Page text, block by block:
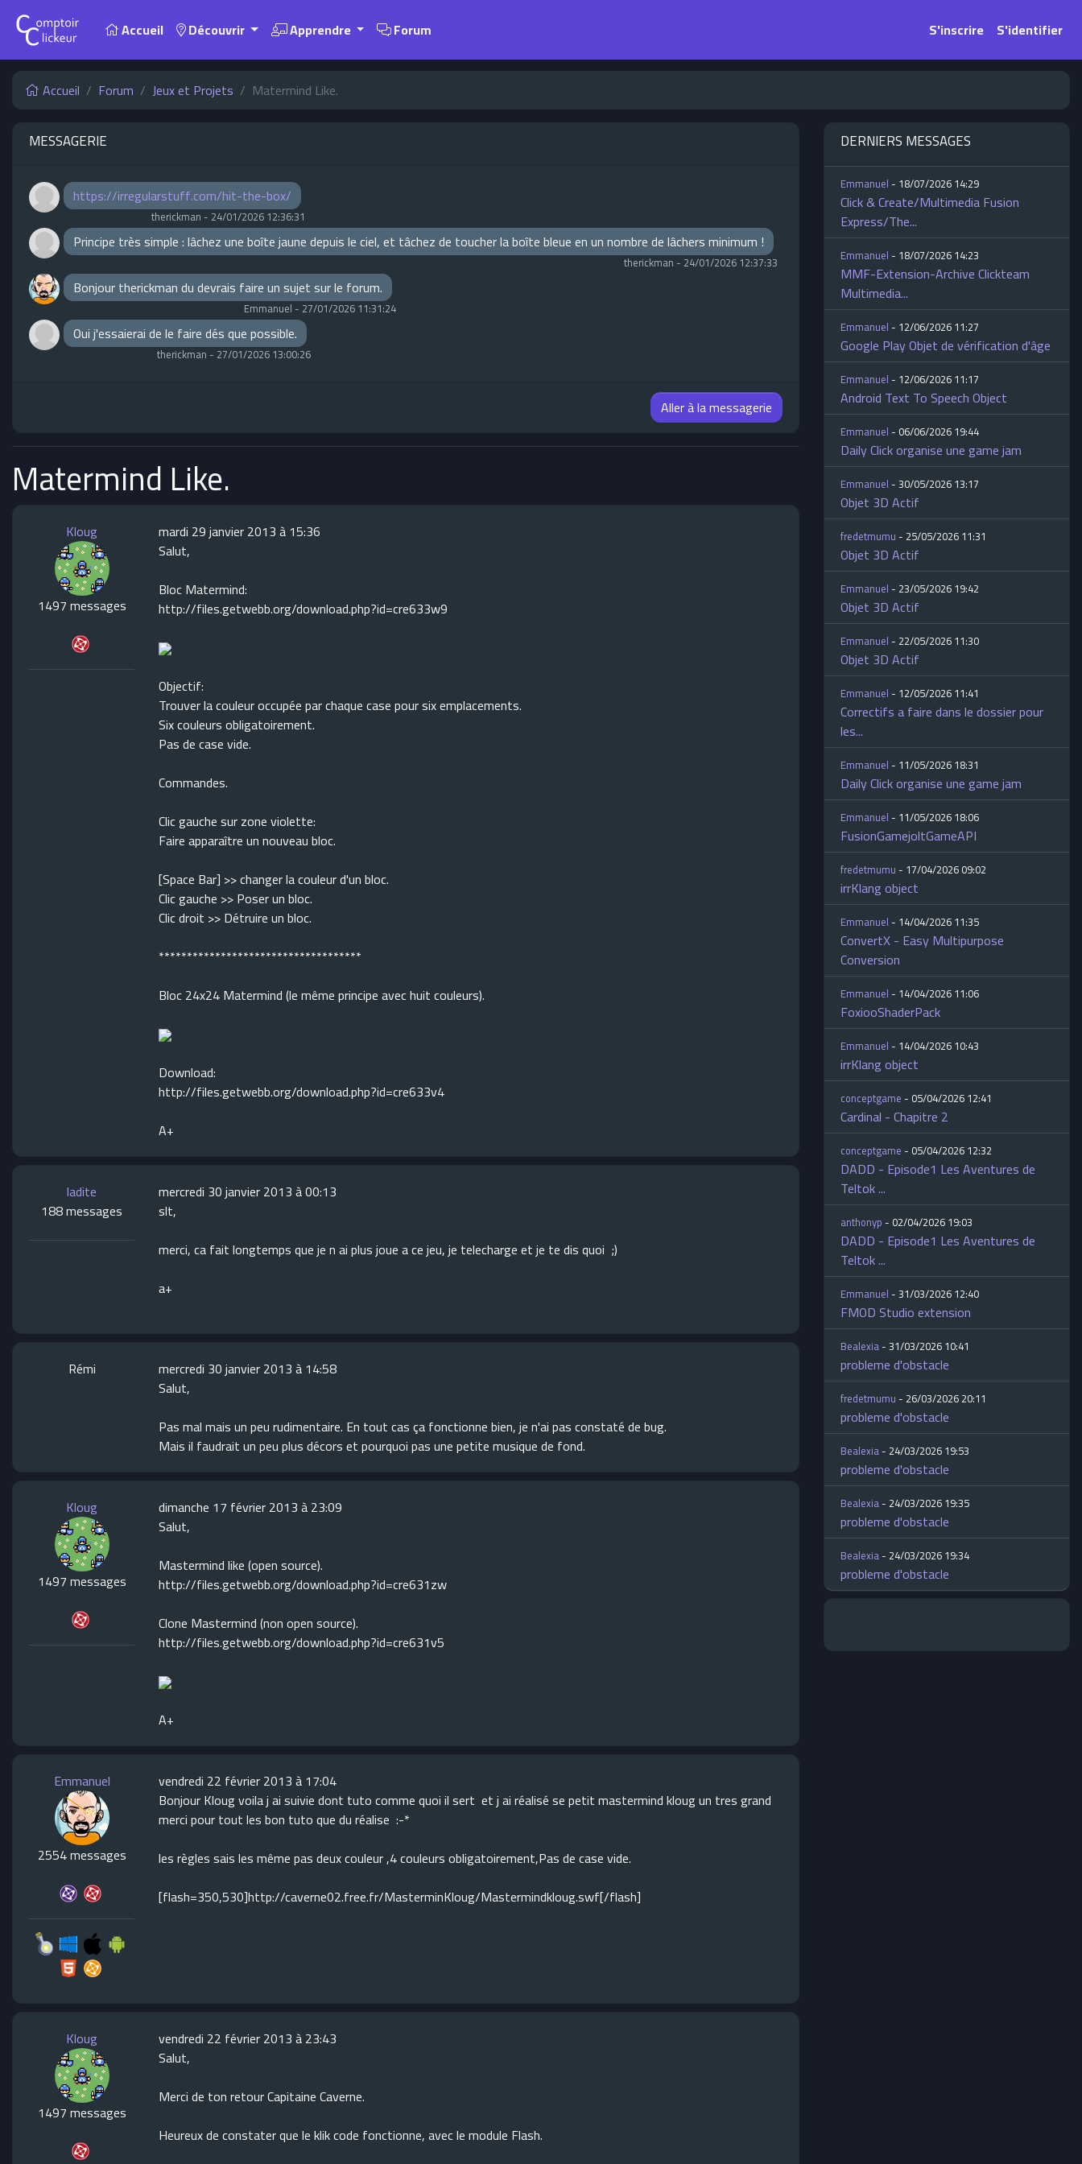
Accueil Découvrir Apprendre Forum S'inscrire S'identifier
Accueil Forum Jeux et Projets Matermind Like.
MESSAGERIE
https://irregularstuff.com/hit-the-box/
therickman - 24/01/2026 12:36:31
Principe très simple : lâchez une boîte jaune depuis le ciel, et tâchez de toucher la boîte bleue en un nombre de lâchers minimum !
therickman - 24/01/2026 12:37:33
Bonjour therickman du devrais faire un sujet sur le forum.
Emmanuel - 27/01/2026 11:31:24
Oui j'essaierai de le faire dés que possible.
therickman - 27/01/2026 13:00:26
Aller à la messagerie
Matermind Like.
Kloug
1497 messages
mardi 29 janvier 2013 à 15:36
Salut,
Bloc Matermind:
http://files.getwebb.org/download.php?id=cre633w9
Objectif:
Trouver la couleur occupée par chaque case pour six emplacements.
Six couleurs obligatoirement.
Pas de case vide.
Commandes.
Clic gauche sur zone violette:
Faire apparaître un nouveau bloc.
[Space Bar] >> changer la couleur d'un bloc.
Clic gauche >> Poser un bloc.
Clic droit >> Détruire un bloc.
************************************
Bloc 24x24 Matermind (le même principe avec huit couleurs).
Download:
http://files.getwebb.org/download.php?id=cre633v4
A+
ladite
188 messages
mercredi 30 janvier 2013 à 00:13
slt,
merci, ca fait longtemps que je n ai plus joue a ce jeu, je telecharge et je te dis quoi ;)
a+
Rémi
mercredi 30 janvier 2013 à 14:58
Salut,
Pas mal mais un peu rudimentaire. En tout cas ça fonctionne bien, je n'ai pas constaté de bug.
Mais il faudrait un peu plus décors et pourquoi pas une petite musique de fond.
Kloug
1497 messages
dimanche 17 février 2013 à 23:09
Salut,
Mastermind like (open source).
http://files.getwebb.org/download.php?id=cre631zw
Clone Mastermind (non open source).
http://files.getwebb.org/download.php?id=cre631v5
A+
Emmanuel
2554 messages
vendredi 22 février 2013 à 17:04
Bonjour Kloug voila j ai suivie dont tuto comme quoi il sert et j ai réalisé se petit mastermind kloug un tres grand
merci pour tout les bon tuto que du réalise :-*
les règles sais les même pas deux couleur ,4 couleurs obligatoirement,Pas de case vide.
[flash=350,530]http://caverne02.free.fr/MasterminKloug/Mastermindkloug.swf[/flash]
Kloug
1497 messages
vendredi 22 février 2013 à 23:43
Salut,
Merci de ton retour Capitaine Caverne.
Heureux de constater que le klik code fonctionne, avec le module Flash.
DERNIERS MESSAGES
Emmanuel- 18/07/2026 14:29
Click & Create/Multimedia Fusion
Express/The...
Emmanuel- 18/07/2026 14:23
MMF-Extension-Archive Clickteam
Multimedia...
Emmanuel- 12/06/2026 11:27
Google Play Objet de vérification d'âge
Emmanuel- 12/06/2026 11:17
Android Text To Speech Object
Emmanuel- 06/06/2026 19:44
Daily Click organise une game jam
Emmanuel- 30/05/2026 13:17
Objet 3D Actif
fredetmumu- 25/05/2026 11:31
Objet 3D Actif
Emmanuel- 23/05/2026 19:42
Objet 3D Actif
Emmanuel- 22/05/2026 11:30
Objet 3D Actif
Emmanuel- 12/05/2026 11:41
Correctifs a faire dans le dossier pour
les...
Emmanuel- 11/05/2026 18:31
Daily Click organise une game jam
Emmanuel- 11/05/2026 18:06
FusionGamejoltGameAPI
fredetmumu- 17/04/2026 09:02
irrKlang object
Emmanuel- 14/04/2026 11:35
ConvertX - Easy Multipurpose
Conversion
Emmanuel- 14/04/2026 11:06
FoxiooShaderPack
Emmanuel- 14/04/2026 10:43
irrKlang object
conceptgame- 05/04/2026 12:41
Cardinal - Chapitre 2
conceptgame- 05/04/2026 12:32
DADD - Episode1 Les Aventures de
Teltok ...
anthonyp- 02/04/2026 19:03
DADD - Episode1 Les Aventures de
Teltok ...
Emmanuel- 31/03/2026 12:40
FMOD Studio extension
Bealexia- 31/03/2026 10:41
probleme d'obstacle
fredetmumu- 26/03/2026 20:11
probleme d'obstacle
Bealexia- 24/03/2026 19:53
probleme d'obstacle
Bealexia- 24/03/2026 19:35
probleme d'obstacle
Bealexia- 24/03/2026 19:34
probleme d'obstacle